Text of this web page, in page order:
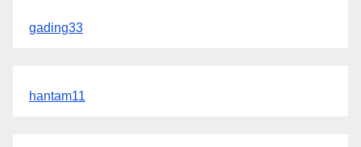
gading33
hantam11